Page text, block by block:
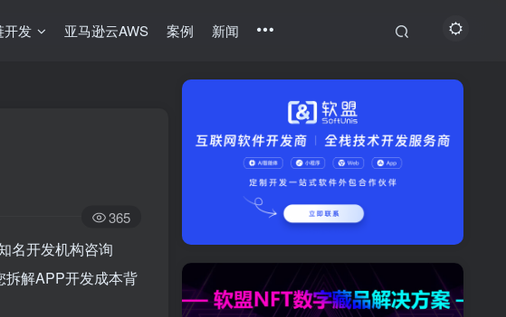
开发 亚马逊云AWS 案例 新闻
365
名开发机构咨询
拆解APP开发成本背